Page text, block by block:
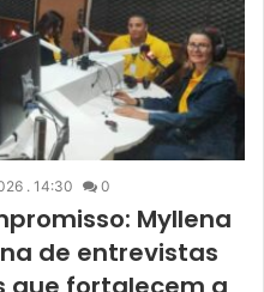
. 14:30 0
Myllena
de entrevistas